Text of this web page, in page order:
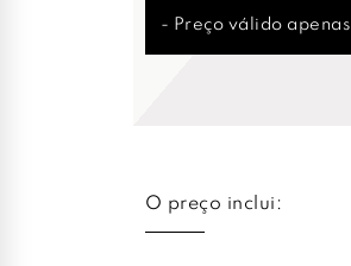
- Preço válido
O preço inclui: